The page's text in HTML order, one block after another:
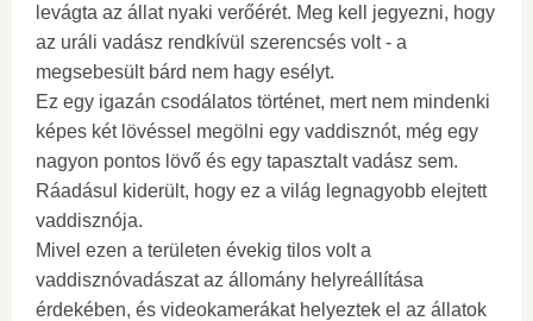
levágta az állat nyaki verőérét. Meg kell jegyezni, hogy
az uráli vadász rendkívül szerencsés volt - a
megsebesült bárd nem hagy esélyt.
Ez egy igazán csodálatos történet, mert nem mindenki
képes két lövéssel megölni egy vaddisznót, még egy
nagyon pontos lövő és egy tapasztalt vadász sem.
Ráadásul kiderült, hogy ez a világ legnagyobb elejtett
vaddisznója.
Mivel ezen a területen évekig tilos volt a
vaddisznóvadászat az állomány helyreállítása
érdekében, és videokamerákat helyeztek el az állatok